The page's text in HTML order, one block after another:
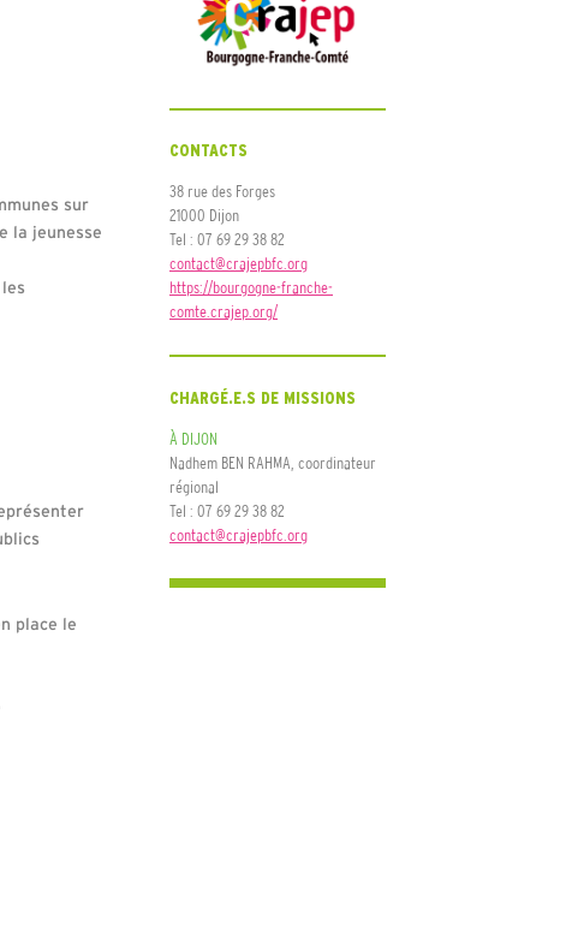
sur
la jeunesse
place le
CONTACTS
38 rue des Forges
21000 Dijon
Tel : 07 69 29 38 82
contact@crajepbfc.org
https://bourgogne-franche-
comte.crajep.org/
CHARGÉ.E.S DE MISSIONS
À DIJON
Nadhem BEN RAHMA, coordinateur
régional
Tel : 07 69 29 38 82
contact@crajepbfc.org